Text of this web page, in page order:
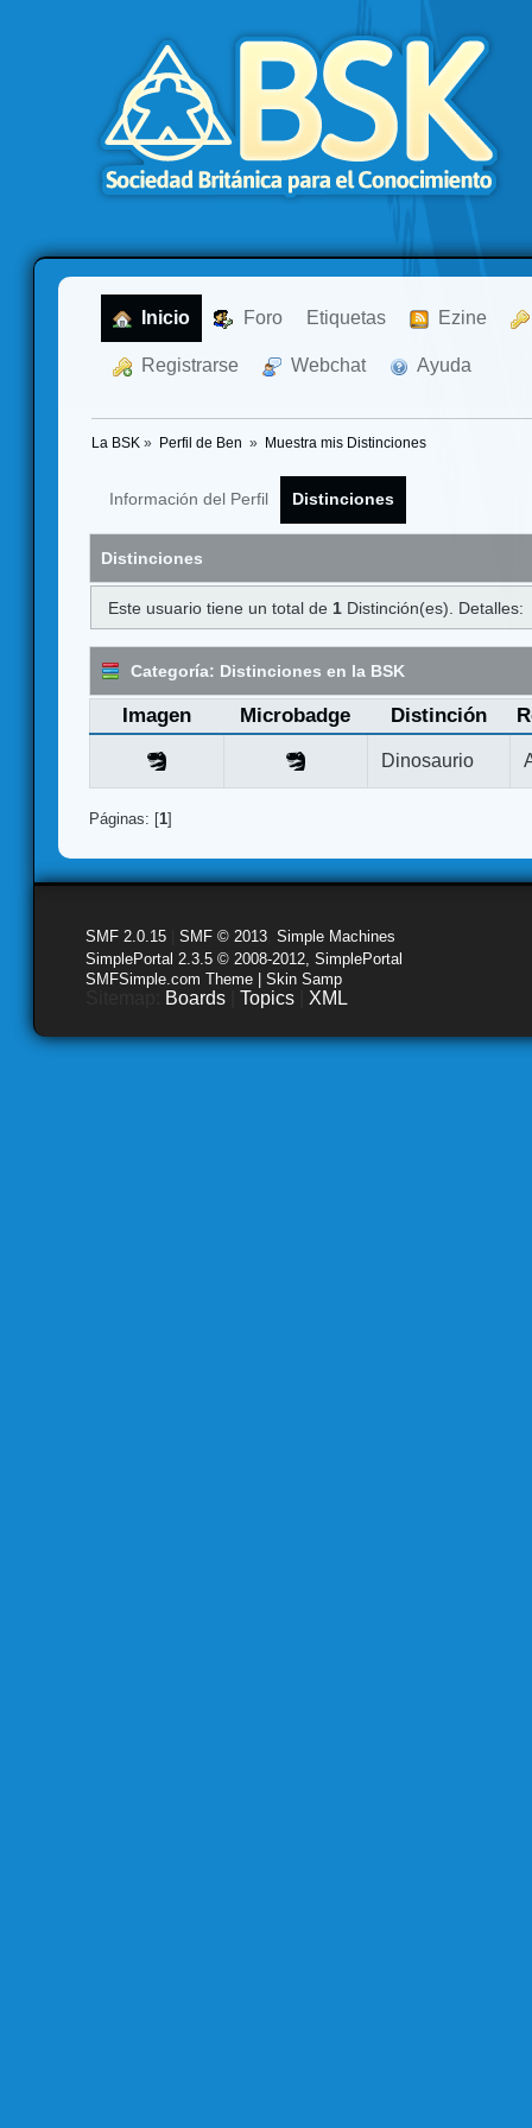
Inicio Foro Etiquetas Ezine
Registrarse Webchat Ayuda
La BSK » Perfil de Ben » Muestra mis Distinciones
Información del Perfil Distinciones
Distinciones
Este usuario tiene un total de 1 Distinción(es). Detalles:
Categoría: Distinciones en la BSK
Imagen Microbadge Distinción
Dinosaurio
Páginas: [1]
SMF 2.0.15 SMF © 2013 Simple Machines
SimplePortal 2.3.5 © 2008-2012, SimplePortal
SMFSimple.com Theme | Skin Samp
Boards Topics XML